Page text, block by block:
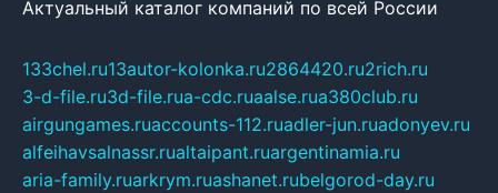
Актуальный каталог компаний по всей России
133chel.ru13autor-kolonka.ru2864420.ru2rich.ru
3-d-file.ru3d-file.rua-cdc.ruaalse.rua380club.ru
airgungames.ruaccounts-112.ruadler-jun.ruadonyev.ru
alfeihavsalnassr.rualtaipant.ruargentinamia.ru
aria-family.ruarkrym.ruashanet.rubelgorod-day.ru